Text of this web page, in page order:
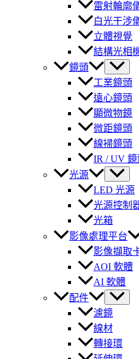
雷射輪廓
白光干涉
立體視覺
結構光相
鏡頭
工業鏡頭
遠心鏡頭
顯微物鏡
微距鏡頭
線掃鏡頭
IR / UV 鏡
光源
LED 光源
光源控制
光箱
影像處理平台
影像擷取
AOI 軟體
AI 軟體
配件
濾鏡
線材
轉接環